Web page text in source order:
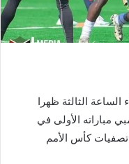
الثالثة ظهرا
مباراته الأولى في
تصفيات كأس الأمم